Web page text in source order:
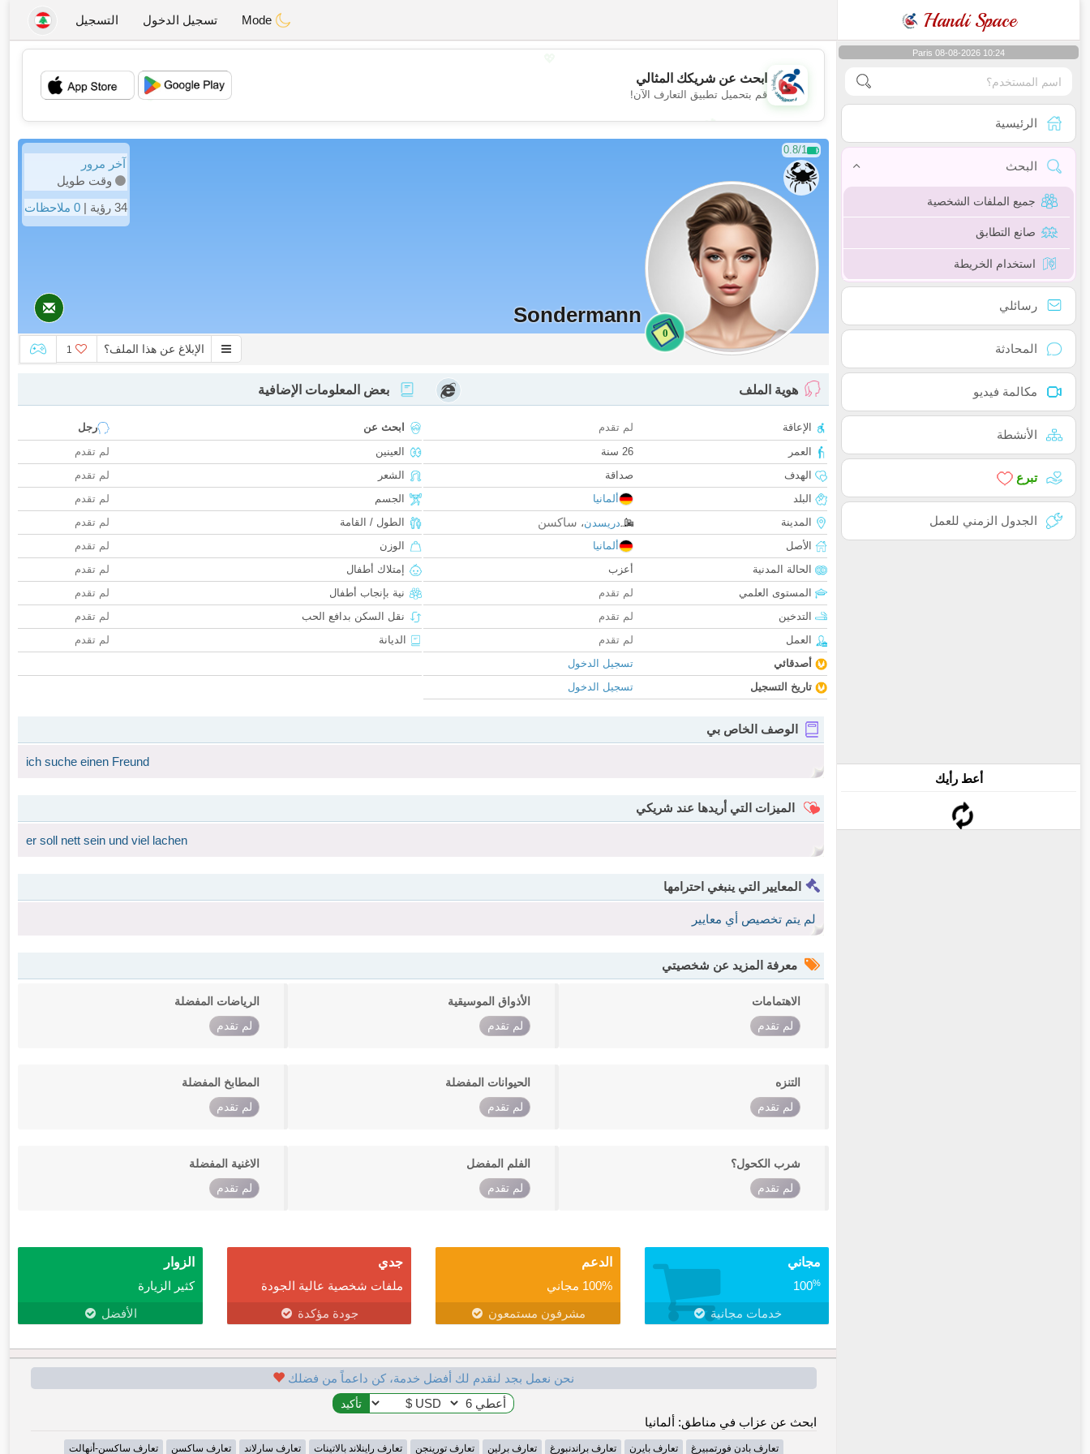
Handi Space تسجيل الدخول التسجيل
Paris 08-08-2026 10:24
الرئيسية
البحث
جميع الملفات الشخصية
صانع التطابق
استخدام الخريطة
رسائلي
المحادثة
مكالمة فيديو
الأنشطة
تبرع
الجدول الزمني للعمل
أعط رأيك
💖
💕
ابحث عن شريكك المثالي
قم بتحميل تطبيق التعارف الآن!
0.8/1
0
Sondermann
آخر مرور
وقت طويل
34 رؤية |
0 ملاحظات
الإبلاغ عن هذا الملف؟ 1
هوية الملف
الإعاقة
لم تقدم
العمر
26 سنة
الهدف
صداقة
البلد
ألمانيا
المدينة
دريسدن، ساكسن
الأصل
ألمانيا
الحالة المدنية
أعزب
المستوى العلمي
لم تقدم
التدخين
لم تقدم
العمل
لم تقدم
أصدقائي
تسجيل الدخول
تاريخ التسجيل
تسجيل الدخول
بعض المعلومات الإضافية
ابحث عن
رجل
العينين
لم تقدم
الشعر
لم تقدم
الجسم
لم تقدم
الطول / القامة
لم تقدم
الوزن
لم تقدم
إمتلاك أطفال
لم تقدم
نية بإنجاب أطفال
لم تقدم
نقل السكن بدافع الحب
لم تقدم
الديانة
لم تقدم
الوصف الخاص بي
ich suche einen Freund
الميزات التي أريدها عند شريكي
er soll nett sein und viel lachen
المعايير التي ينبغي احترامها
لم يتم تخصيص أي معايير
معرفة المزيد عن شخصيتي
الاهتمامات
لم تقدم
الأذواق الموسيقية
لم تقدم
الرياضات المفضلة
لم تقدم
التنزه
لم تقدم
الحيوانات المفضلة
لم تقدم
المطابخ المفضلة
لم تقدم
شرب الكحول؟
لم تقدم
الفلم المفضل
لم تقدم
الاغنية المفضلة
لم تقدم
مجاني
100%
خدمات مجانية
الدعم
100% مجاني
مشرفون مستمعون
جدي
ملفات شخصية عالية الجودة
جودة مؤكدة
الزوار
كثير الزيارة
الأفضل
نحن نعمل بجد لنقدم لك أفضل خدمة، كن داعماً من فضلك
ابحث عن عزاب في مناطق: ألمانيا
تعارف بادن فورتمبيرغ تعارف بايرن تعارف براندنبورغ تعارف برلين تعارف تورينجن تعارف راينلاند بالاتينات تعارف سارلاند تعارف ساكسن تعارف ساكسن-أنهالت